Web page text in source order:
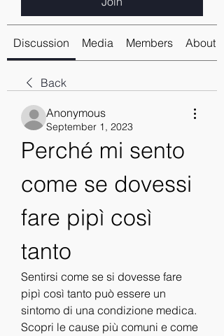
Discussion Media Members About
Back
Anonymous
September 1, 2023
Perché mi sento
come se dovessi
fare pipì così
tanto
Sentirsi come se si dovesse fare
pipì così tanto può essere un
sintomo di una condizione medica.
Scopri le cause più comuni e come